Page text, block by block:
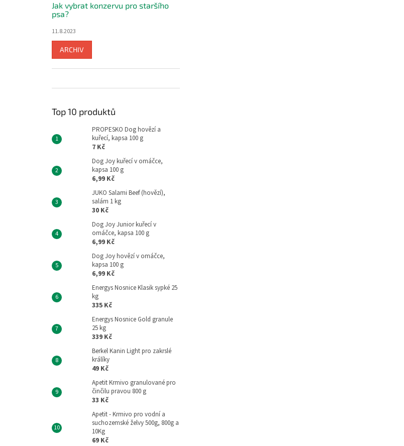
Jak vybrat konzervu pro staršího
psa?
11.8.2023
ARCHIV
Top 10 produktů
PROPESKO Dog hovězí a
kuřecí, kapsa 100 g
7 Kč
Dog Joy kuřecí v omáčce,
kapsa 100 g
6,99 Kč
JUKO Salami Beef (hovězí),
salám 1 kg
30 Kč
Dog Joy Junior kuřecí v
omáčce, kapsa 100 g
6,99 Kč
Dog Joy hovězí v omáčce,
kapsa 100 g
6,99 Kč
Energys Nosnice Klasik sypké 25
kg
335 Kč
Energys Nosnice Gold granule
25 kg
339 Kč
Berkel Kanin Light pro zakrslé
králíky
49 Kč
Apetit Krmivo granulované pro
činčilu pravou 800 g
33 Kč
Apetit - Krmivo pro vodní a
suchozemské želvy 500g, 800g a
10Kg
69 Kč